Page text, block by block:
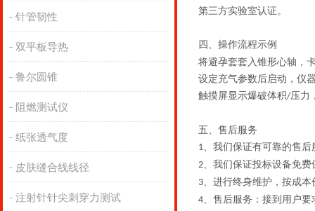
针管韧性
双平板导热
鲁尔圆锥
阻燃测试仪
纸张透气度
皮肤缝合线线径
注射针针尖刺穿力测试
第三方实验室认证。
四、操作流程示例
将避孕套套入锥形心轴，
设定充气参数后启动，仪
触摸屏显示爆破体积/压力
五、 售后服务
‌1、我们保证有可靠的售后
2、我们保证投标设备免
3、进行终身维护，按成
4、售后服务：接到用户